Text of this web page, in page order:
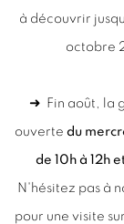
à découvrir
octobre
➜ Fin août, la
ouverte du
de 10h à 12h
N'hésitez pas à
pour une visite